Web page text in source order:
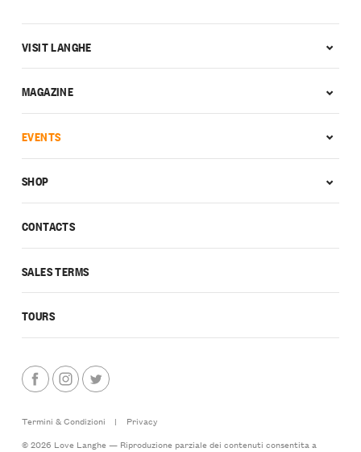
CONTACTS
SALES TERMS
TOURS
VISIT LANGHE
MAGAZINE
EVENTS
SHOP
Termini & Condizioni |
Privacy
© 2026 Love Langhe — Riproduzione parziale dei contenuti consentita a